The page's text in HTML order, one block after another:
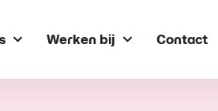
Werken bij Contact